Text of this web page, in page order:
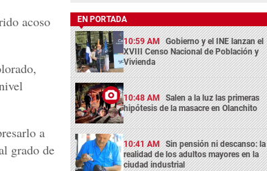
acoso
a
grado de
EN PORTADA
10:59 AM Gobierno y el INE lanzan el
XVIII Censo Nacional de Población y
Vivienda
10:48 AM Salen a la luz las primeras
hipótesis de la masacre en Olanchito
10:41 AM Sin pensión ni descanso: la
realidad de los adultos mayores en la
ciudad industrial